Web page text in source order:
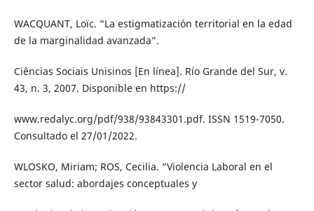
WACQUANT, Loïc. “La estigmatización territorial en la edad
de la marginalidad avanzada”.
Ciências Sociais Unisinos [En línea]. Río Grande del Sur, v.
43, n. 3, 2007. Disponible en https://
www.redalyc.org/pdf/938/93843301.pdf. ISSN 1519-7050.
Consultado el 27/01/2022.
WLOSKO, Miriam; ROS, Cecilia. “Violencia Laboral en el
sector salud: abordajes conceptuales y